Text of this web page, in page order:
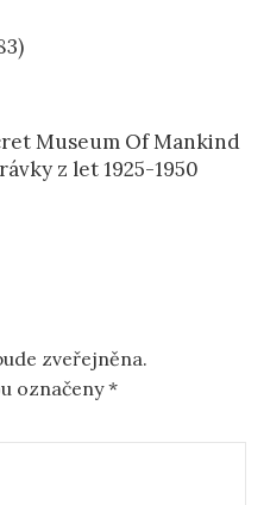
Museum Of Mankind
z let 1925-1950
zveřejněna.
označeny*